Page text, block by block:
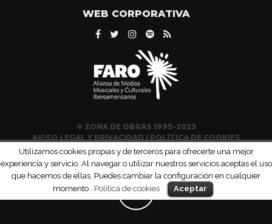
WEB CORPORATIVA
© ZONA DE OBRAS 1995-2023
AVISO LEGAL Y PRIVACIDAD|POLÍTICA DE COOKIES
Utilizamos cookies propias y de terceros para ofrecerte una mejor
experiencia y servicio. Al navegar o utilizar nuestros servicios aceptas el uso
que hacemos de ellas. Puedes cambiar la configuración en cualquier
momento . Política de cookies Aceptar